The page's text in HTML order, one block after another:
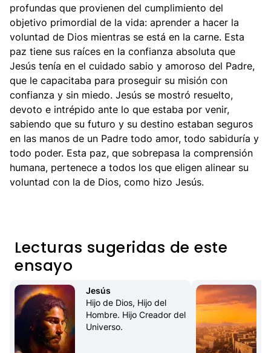
profundas que provienen del cumplimiento del
objetivo primordial de la vida: aprender a hacer la
voluntad de Dios mientras se está en la carne. Esta
paz tiene sus raíces en la confianza absoluta que
Jesús tenía en el cuidado sabio y amoroso del Padre,
que le capacitaba para proseguir su misión con
confianza y sin miedo. Jesús se mostró resuelto,
devoto e intrépido ante lo que estaba por venir,
sabiendo que su futuro y su destino estaban seguros
en las manos de un Padre todo amor, todo sabiduría y
todo poder. Esta paz, que sobrepasa la comprensión
humana, pertenece a todos los que eligen alinear su
voluntad con la de Dios, como hizo Jesús.
Lecturas sugeridas de este
ensayo
Jesús
Hijo de Dios, Hijo del
Hombre. Hijo Creador del
Universo.